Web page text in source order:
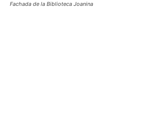
Fachada de la Biblioteca Joanina